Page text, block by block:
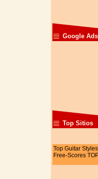
Google Ads
Top Sitios
Top Guitar Styles
Free-Scores